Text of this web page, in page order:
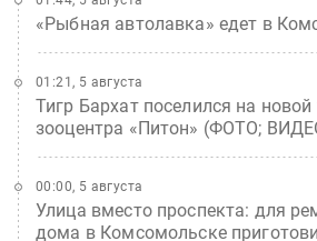
«Рыбная автолавка» едет в
Тигр Бархат поселился на новой
зооцентра «Питон» (ФОТО;
01:21, 5 августа
Улица вместо проспекта: для
дома в Комсомольске
00:00, 5 августа